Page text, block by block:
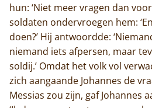
hun: ‘Niet meer vragen dan
soldaten ondervroegen hem:
doen?’ Hij antwoordde:
niemand iets afpersen, maar
soldij.’ Omdat het volk vol
zich aangaande Johannes de
Messias zou zijn, gaf Johannes